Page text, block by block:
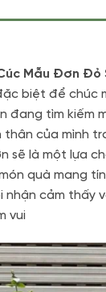
Mẫu Đơn Đỏ
biệt để chúc
đang tìm kiếm
của mình
sẽ là một lựa
quà mang
nhận cảm thấy
vui